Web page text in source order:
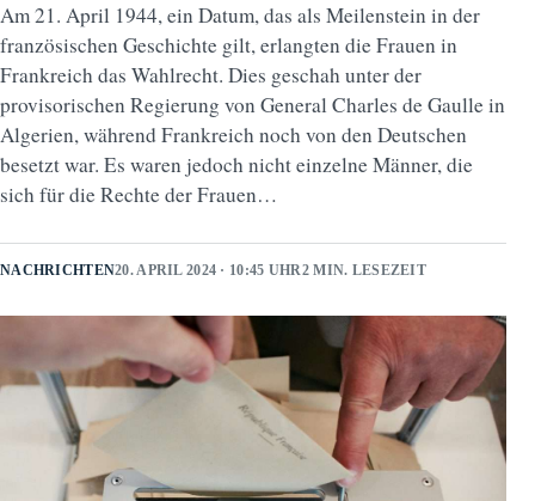
Am 21. April 1944, ein Datum, das als Meilenstein in der
französischen Geschichte gilt, erlangten die Frauen in
Frankreich das Wahlrecht. Dies geschah unter der
provisorischen Regierung von General Charles de Gaulle in
Algerien, während Frankreich noch von den Deutschen
besetzt war. Es waren jedoch nicht einzelne Männer, die
sich für die Rechte der Frauen…
NACHRICHTEN20. APRIL 2024 · 10:45 UHR2 MIN. LESEZEIT